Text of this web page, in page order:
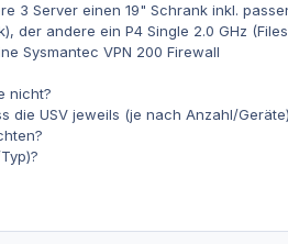
3 Server einen 19" Schrank inkl.
der andere ein P4 Single 2.0 GHz
Sysmantec VPN 200 Firewall
nicht?
die USV jeweils (je nach Anzahl/